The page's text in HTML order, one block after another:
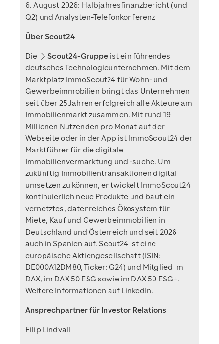
6. August 2026: Halbjahresfinanzbericht (und
Q2) und Analysten-Telefonkonferenz
Über Scout24
Die
Scout24-Gruppe ist ein führendes
deutsches Technologieunternehmen. Mit dem
Marktplatz ImmoScout24 für Wohn- und
Gewerbeimmobilien bringt das Unternehmen
seit über 25 Jahren erfolgreich alle Akteure am
Immobilienmarkt zusammen. Mit rund 19
Millionen Nutzenden pro Monat auf der
Webseite oder in der App ist ImmoScout24 der
Marktführer für die digitale
Immobilienvermarktung und -suche. Um
zukünftig Immobilientransaktionen digital
umsetzen zu können, entwickelt ImmoScout24
kontinuierlich neue Produkte und baut ein
vernetztes, datenreiches Ökosystem für
Miete, Kauf und Gewerbeimmobilien in
Deutschland und Österreich und seit 2026
auch in Spanien auf. Scout24 ist eine
europäische Aktiengesellschaft (ISIN:
DE000A12DM80, Ticker: G24) und Mitglied im
DAX, im DAX 50 ESG sowie im DAX 50 ESG+.
Weitere Informationen auf LinkedIn.
Ansprechpartner für Investor Relations
Filip Lindvall